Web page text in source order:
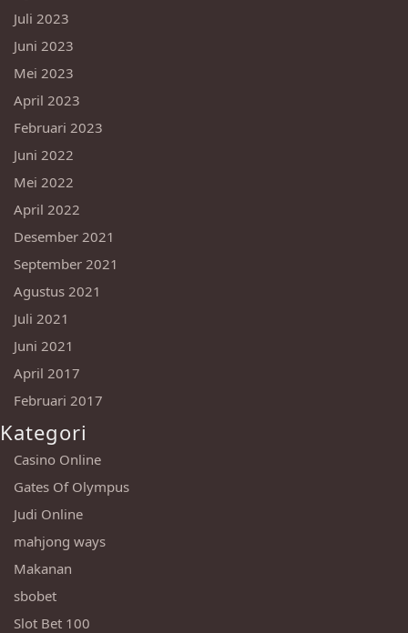
Juli 2023
Juni 2023
Mei 2023
April 2023
Februari 2023
Juni 2022
Mei 2022
April 2022
Desember 2021
September 2021
Agustus 2021
Juli 2021
Juni 2021
April 2017
Februari 2017
Kategori
Casino Online
Gates Of Olympus
Judi Online
mahjong ways
Makanan
sbobet
Slot Bet 100